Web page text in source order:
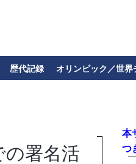
歴代記録 オリンピック／世界
の署名活
本
つ